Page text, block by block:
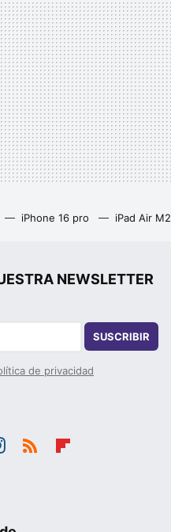
iPhone 16 pro iPad Air
NEWSLETTER
SUSCRIBIR
de privacidad